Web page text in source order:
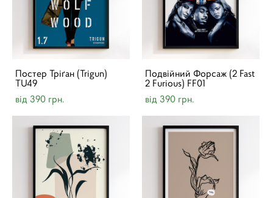
Постер Тріґан (Trigun)
TU49
від 390 грн.
Подвійний Форсаж (2 Fast
2 Furious) FF01
від 390 грн.